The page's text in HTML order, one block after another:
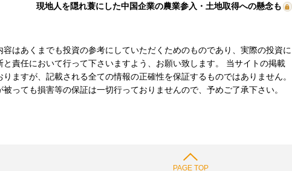
現地人を隠れ蓑にした中国企業の農業参入・土地取得への懸念も
はあくまでも投資の参考にしていただくためのものであり、実際の投資に
と責任において行って下さいますよう、お願い致します。 当サイトの掲載
ますが、記載される全ての情報の正確性を保証するものではありません。
っても損害等の保証は一切行っておりませんので、予めご了承下さい。
PAGE TOP